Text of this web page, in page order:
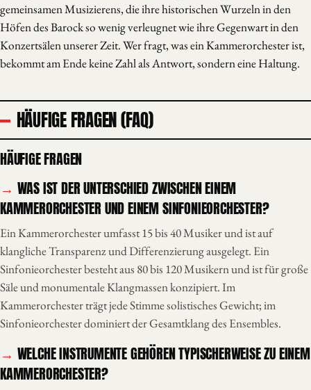
gemeinsamen Musizierens, die ihre historischen Wurzeln in den
Höfen des Barock so wenig verleugnet wie ihre Gegenwart in den
Konzertsälen unserer Zeit. Wer fragt, was ein Kammerorchester ist,
bekommt am Ende keine Zahl als Antwort, sondern eine Haltung.
HÄUFIGE FRAGEN (FAQ)
HÄUFIGE FRAGEN
WAS IST DER UNTERSCHIED ZWISCHEN EINEM
KAMMERORCHESTER UND EINEM SINFONIEORCHESTER?
Ein Kammerorchester umfasst 15 bis 40 Musiker und ist auf
klangliche Transparenz und Differenzierung ausgelegt. Ein
Sinfonieorchester besteht aus 80 bis 120 Musikern und ist für große
Säle und monumentale Klangmassen konzipiert. Im
Kammerorchester trägt jede Stimme solistisches Gewicht; im
Sinfonieorchester dominiert der Gesamtklang des Ensembles.
WELCHE INSTRUMENTE GEHÖREN TYPISCHERWEISE ZU EINEM
KAMMERORCHESTER?